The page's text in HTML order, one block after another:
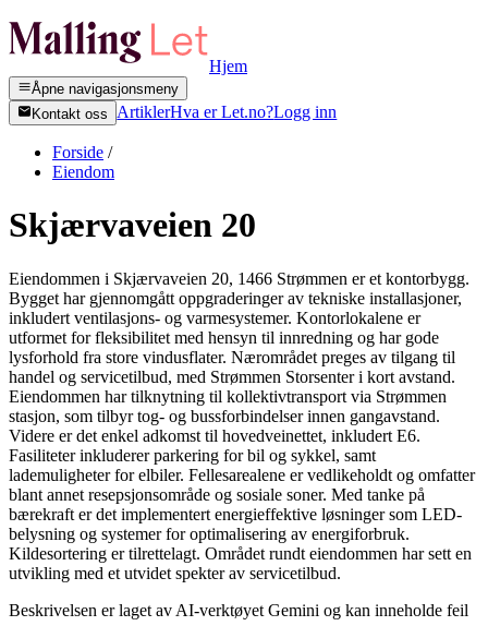
Hjem
Åpne navigasjonsmeny
Kontakt oss
ArtiklerHva er Let.no?Logg inn
Forside /
Eiendom
Skjærvaveien 20
Eiendommen i Skjærvaveien 20, 1466 Strømmen er et kontorbygg.
Bygget har gjennomgått oppgraderinger av tekniske installasjoner,
inkludert ventilasjons- og varmesystemer. Kontorlokalene er
utformet for fleksibilitet med hensyn til innredning og har gode
lysforhold fra store vindusflater. Nærområdet preges av tilgang til
handel og servicetilbud, med Strømmen Storsenter i kort avstand.
Eiendommen har tilknytning til kollektivtransport via Strømmen
stasjon, som tilbyr tog- og bussforbindelser innen gangavstand.
Videre er det enkel adkomst til hovedveinettet, inkludert E6.
Fasiliteter inkluderer parkering for bil og sykkel, samt
lademuligheter for elbiler. Fellesarealene er vedlikeholdt og omfatter
blant annet resepsjonsområde og sosiale soner. Med tanke på
bærekraft er det implementert energieffektive løsninger som LED-
belysning og systemer for optimalisering av energiforbruk.
Kildesortering er tilrettelagt. Området rundt eiendommen har sett en
utvikling med et utvidet spekter av servicetilbud.
Beskrivelsen er laget av AI-verktøyet Gemini og kan inneholde feil